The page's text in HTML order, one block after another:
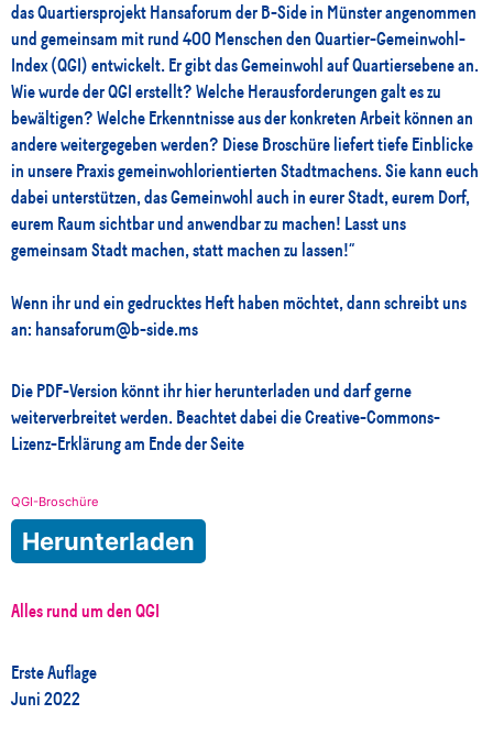
das Quartiersprojekt Hansaforum der B-Side in Münster angenommen
und gemeinsam mit rund 400 Menschen den Quartier-Gemeinwohl-
Index (QGI) entwickelt. Er gibt das Gemeinwohl auf Quartiersebene an.
Wie wurde der QGI erstellt? Welche Herausforderungen galt es zu
bewältigen? Welche Erkenntnisse aus der konkreten Arbeit können an
andere weitergegeben werden? Diese Broschüre liefert tiefe Einblicke
in unsere Praxis gemeinwohlorientierten Stadtmachens. Sie kann euch
dabei unterstützen, das Gemeinwohl auch in eurer Stadt, eurem Dorf,
eurem Raum sichtbar und anwendbar zu machen! Lasst uns
gemeinsam Stadt machen, statt machen zu lassen!“
Wenn ihr und ein gedrucktes Heft haben möchtet, dann schreibt uns
an: hansaforum@b-side.ms
Die PDF-Version könnt ihr hier herunterladen und darf gerne
weiterverbreitet werden. Beachtet dabei die Creative-Commons-
Lizenz-Erklärung am Ende der Seite
QGI-Broschüre
Herunterladen
Alles rund um den QGI
Erste Auflage
Juni 2022